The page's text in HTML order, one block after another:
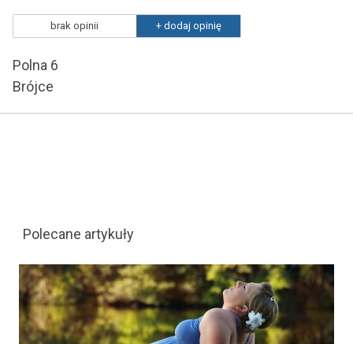
brak opinii + dodaj opinię
Polna 6
Brójce
Polecane artykuły